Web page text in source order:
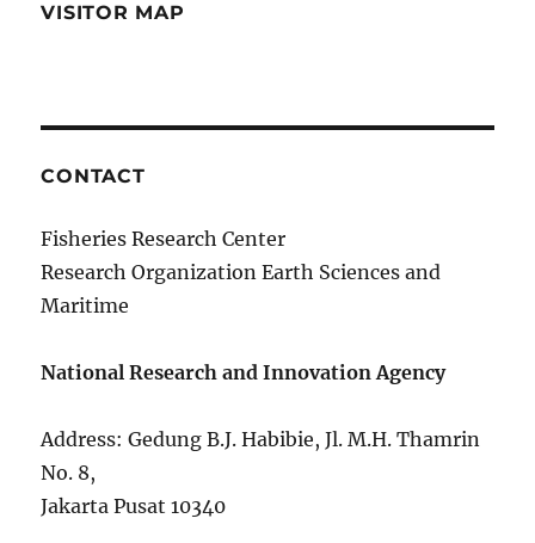
VISITOR MAP
CONTACT
Fisheries Research Center
Research Organization Earth Sciences and
Maritime
National Research and Innovation Agency
Address: Gedung B.J. Habibie, Jl. M.H. Thamrin
No. 8,
Jakarta Pusat 10340